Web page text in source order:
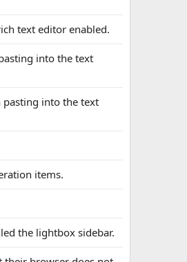
text editor enabled.
into the text
pasting into the text
items.
the lightbox sidebar.